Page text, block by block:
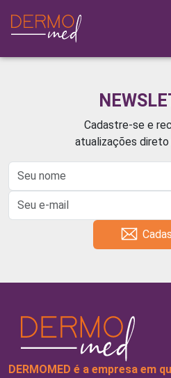
Cadastre-se e
atualizações direto
DERMOMED é a empresa em